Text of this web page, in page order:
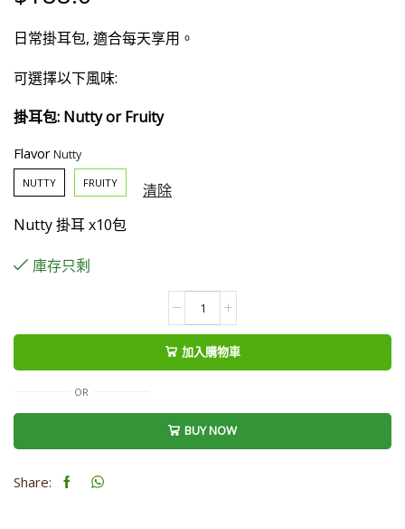
日常掛耳包, 適合每天享用。
可選擇以下風味:
掛耳包: Nutty or Fruity
Flavor
NUTTY FRUITY
清除
Nutty 掛耳 x10包
庫存只剩
耳
包
Coffee
Bags
數
加入購物車
OR
BUY NOW
Share: